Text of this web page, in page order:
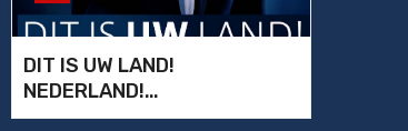
DIT IS UW LAND!
NEDERLAND!
VERKIEZINGSPROGRAMMA